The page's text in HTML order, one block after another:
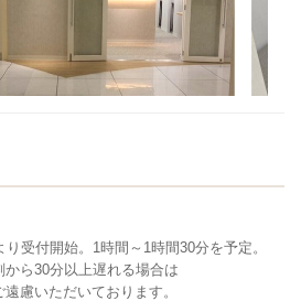
り受付開始。1時間～1時間30分を予定。
ら30分以上遅れる場合は
慮いただいております。